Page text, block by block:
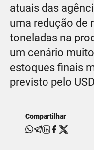
atuais das
uma redução de
toneladas na
um cenário
estoques finais
previsto pelo
Compartilhar